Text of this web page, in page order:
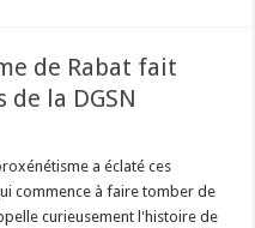
de Rabat fait
la DGSN
a éclaté ces
commence à faire tomber de
curieusement l'histoire de